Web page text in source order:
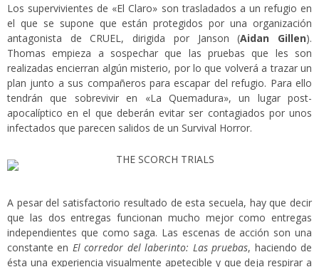
Los supervivientes de «El Claro» son trasladados a un refugio en
el que se supone que están protegidos por una organización
antagonista de CRUEL, dirigida por Janson (Aidan Gillen).
Thomas empieza a sospechar que las pruebas que les son
realizadas encierran algún misterio, por lo que volverá a trazar un
plan junto a sus compañeros para escapar del refugio. Para ello
tendrán que sobrevivir en «La Quemadura», un lugar post-
apocalíptico en el que deberán evitar ser contagiados por unos
infectados que parecen salidos de un Survival Horror.
A pesar del satisfactorio resultado de esta secuela, hay que decir
que las dos entregas funcionan mucho mejor como entregas
independientes que como saga. Las escenas de acción son una
constante en El corredor del laberinto: Las pruebas, haciendo de
ésta una experiencia visualmente apetecible y que deja respirar a